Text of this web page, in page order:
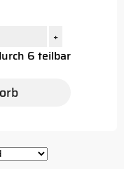
+
6 teilbar